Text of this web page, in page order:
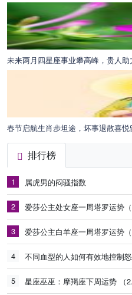
未来两月四星座事业攀高峰，贵人助
春节启航生肖步坦途，坏事退散喜
排行榜
1 属虎男的闷骚指数
2 爱莎公主处女座一周塔罗运势（
3 爱莎公主白羊座一周塔罗运势（
4 不同血型的人如何有效地控制
5 星座巫巫：摩羯座下周运势 （